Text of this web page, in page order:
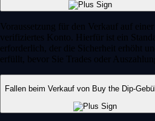
Voraussetzung für den Verkauf auf
verifiziertes Konto. Hierfür ist ein
erforderlich, der die Sicherheit erhöht
erfüllt, bevor Sie Trades oder
Fallen beim Verkauf von Buy the Dip-